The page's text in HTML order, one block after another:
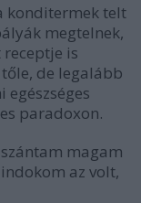
konditermek telt
megtelnek,
is
de legalább
paradoxon.
magam
az volt,